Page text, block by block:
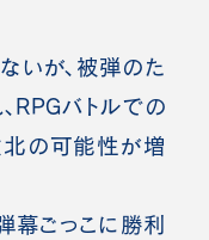
いが、被弾のた
RPGバトルでの
北の可能性が増
幕ごっこに勝利